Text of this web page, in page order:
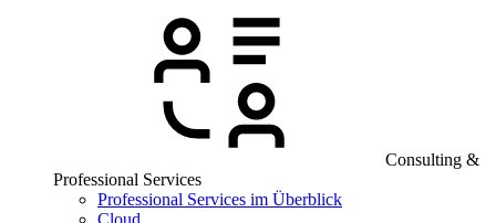
Consulting &
Professional Services
Professional Services im Überblick
Cloud